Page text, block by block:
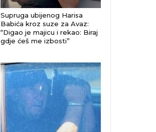
Supruga ubijenog Harisa
Babića kroz suze za Avaz:
“Digao je majicu i rekao: Biraj
gdje ćeš me izbosti”